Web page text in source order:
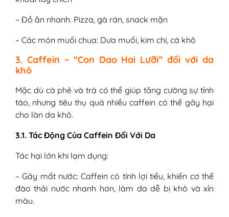
– Đồ ăn nhanh: Pizza, gà rán, snack mặn
– Các món muối chua: Dưa muối, kim chi, cá khô
3. Caffein – “Con Dao Hai Lưỡi” đối với da
khô
Mặc dù cà phê và trà có thể giúp tăng cường sự tỉnh
táo, nhưng tiêu thụ quá nhiều caffein có thể gây hại
cho làn da khô.
3.1. Tác Động Của Caffein Đối Với Da
Tác hại lớn khi lạm dụng:
– Gây mất nước: Caffein có tính lợi tiểu, khiến cơ thể
đào thải nước nhanh hơn, làm da dễ bị khô và xỉn
màu.